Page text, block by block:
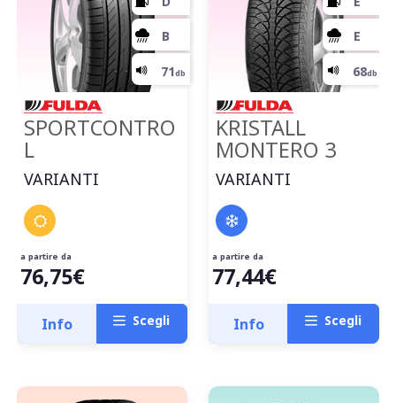
SPORTCONTRO
L
VARIANTI
a partire da
76,75€
Info Scegli
KRISTALL
MONTERO 3
VARIANTI
a partire da
77,44€
Info Scegli